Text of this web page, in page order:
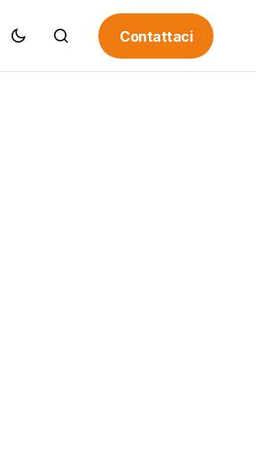
Contattaci